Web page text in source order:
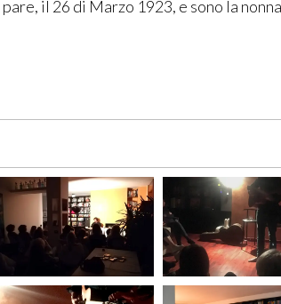
il 26 di Marzo 1923, e sono la